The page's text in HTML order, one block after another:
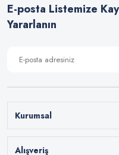
E-posta Listemize
Yararlanın
Kurumsal
Alışveriş